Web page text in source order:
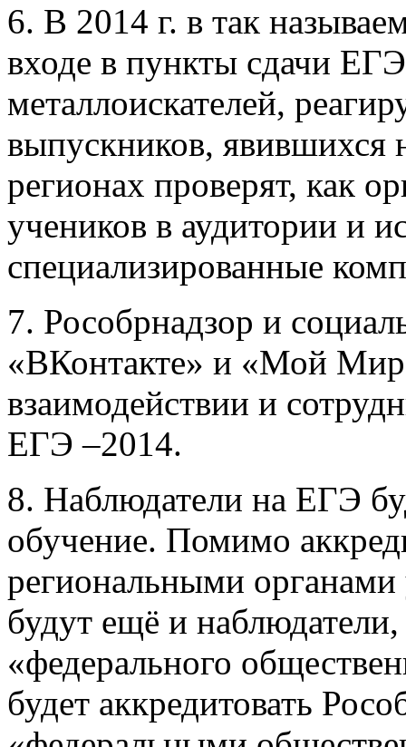
6. В 2014 г. в так
входе в пункты сдачи
металлоискателей,
выпускников, явившихся
регионах проверят, как
учеников в аудитории и
специализированные
7. Рособрнадзор и
«ВКонтакте» и «Мой
взаимодействии и
ЕГЭ –2014.
8. Наблюдатели на ЕГЭ
обучение. Помимо
региональными органами
будут ещё и
«федерального
будет аккредитовать